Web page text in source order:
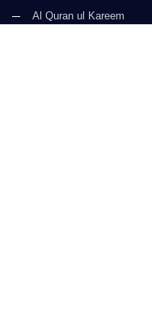
Al Quran ul Kareem